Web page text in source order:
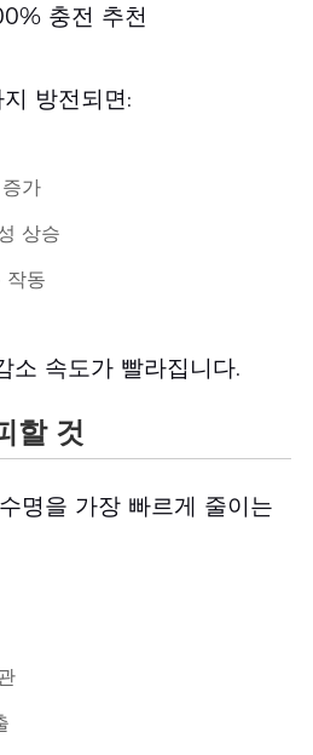
충전 추천
방전되면:
가
상승
작동
소 속도가 빨라집니다.
할 것
명을 가장 빠르게 줄이는